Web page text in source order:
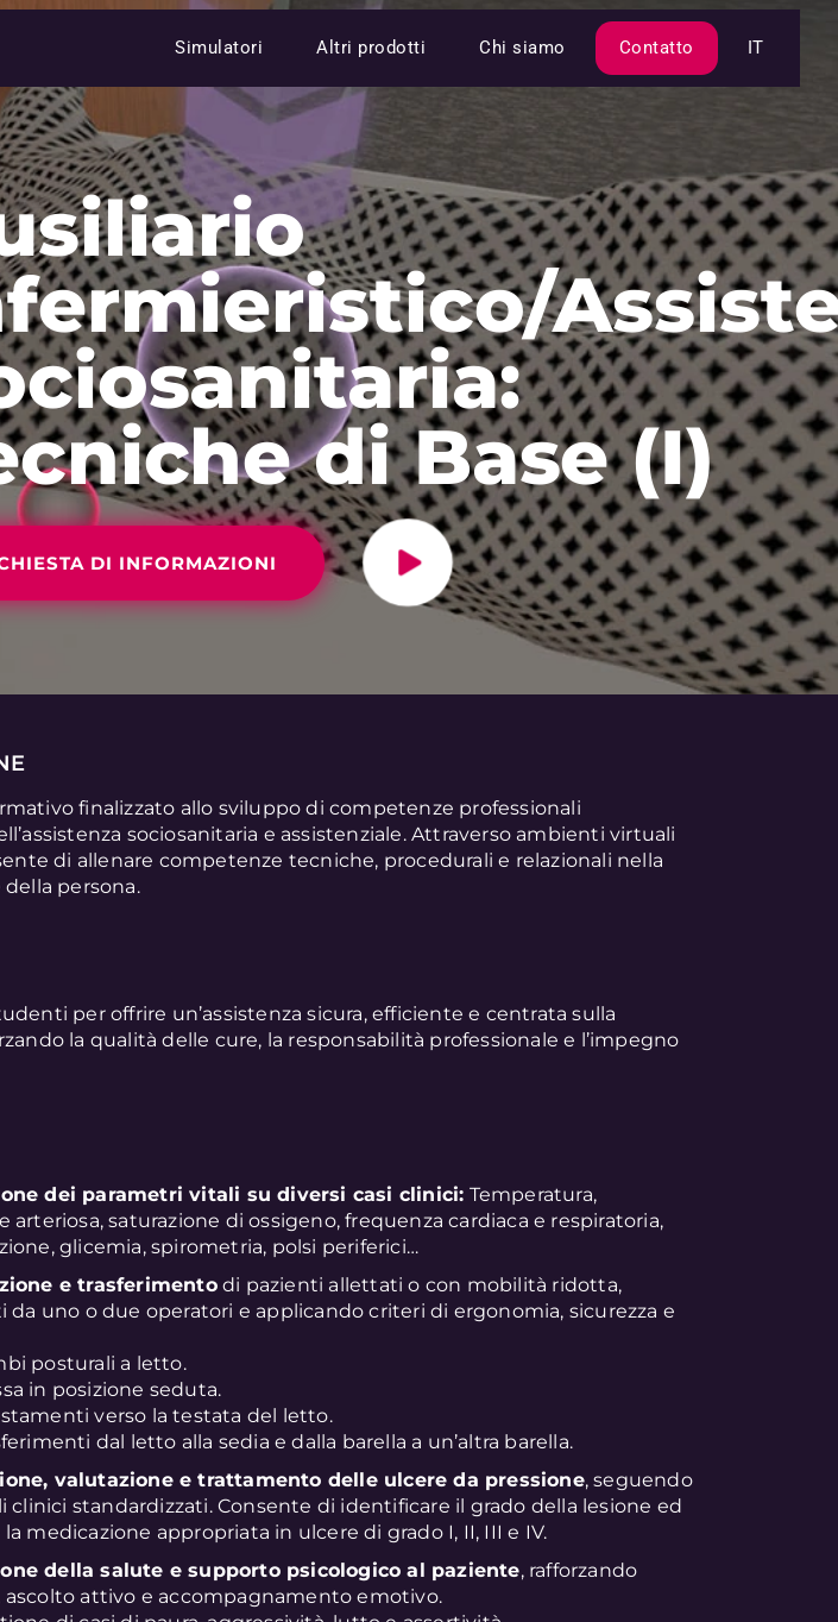
Simulatori Altri prodotti Chi siamo Contatto IT
di Base (I)
DI INFORMAZIONI
finalizzato allo sviluppo di competenze professionali
sociosanitaria e assistenziale. Attraverso ambienti virtuali
di allenare competenze tecniche, procedurali e relazionali nella
persona.
per offrire un’assistenza sicura, efficiente e centrata sulla
la qualità delle cure, la responsabilità professionale e l’impegno
dei parametri vitali su diversi casi clinici: Temperatura,
arteriosa, saturazione di ossigeno, frequenza cardiaca e respiratoria,
glicemia, spirometria, polsi periferici…
e trasferimentodi pazienti allettati o con mobilità ridotta,
da uno o due operatori e applicando criteri di ergonomia, sicurezza e
posturali a letto.
in posizione seduta.
verso la testata del letto.
dal letto alla sedia e dalla barella a un’altra barella.
valutazione e trattamento delle ulcere da pressione, seguendo
clinici standardizzati. Consente di identificare il grado della lesione ed
medicazione appropriata in ulcere di grado I, II, III e IV.
della salute e supporto psicologico al paziente, rafforzando
ascolto attivo e accompagnamento emotivo.